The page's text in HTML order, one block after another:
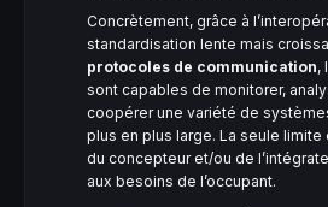
Concrètement, grâce à
standardisation lente mais
protocoles de communication,
sont capables de monitorer,
coopérer une variété de
plus en plus large. La seule limite
du concepteur et/ou de
aux besoins de l’occupant.